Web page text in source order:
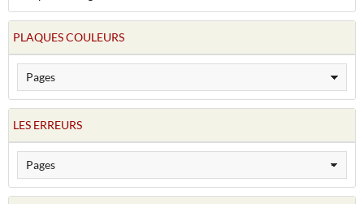
PLAQUES COULEURS
LES ERREURS